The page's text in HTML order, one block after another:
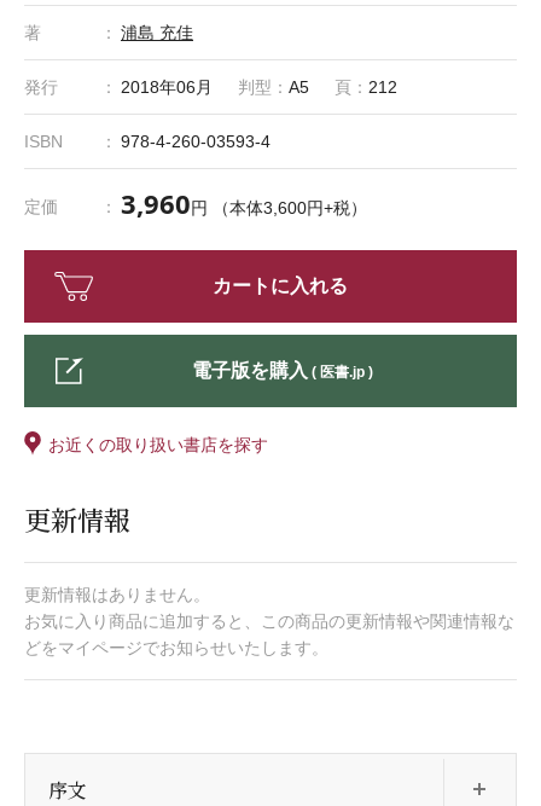
著 浦島 充佳
発行 2018年06月 判型： A5 頁： 212
ISBN 978-4-260-03593-4
定価 3,960円 （本体3,600円+税）
カートに入れる
電子版を購入 ( 医書.jp )
お近くの取り扱い書店を探す
更新情報
更新情報はありません。
お気に入り商品に追加すると、この商品の更新情報や関連情報な
どをマイページでお知らせいたします。
序文